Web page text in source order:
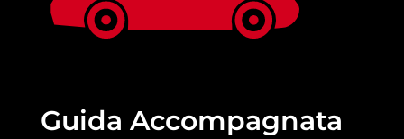
Guida Accompagnata